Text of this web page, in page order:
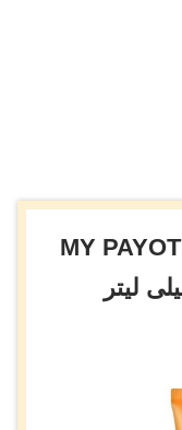
کرم پودر BB پایوت مدل MY PAYOT